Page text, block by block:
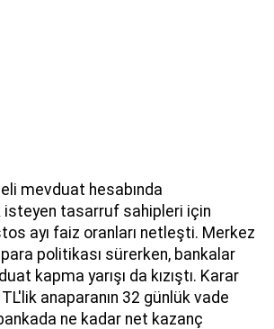
mevduat hesabında
isteyen tasarruf sahipleri için
ayı faiz oranları netleşti. Merkez
para politikası sürerken, bankalar
kapma yarışı da kızıştı. Karar
anaparanın 32 günlük vade
ne kadar net kazanç